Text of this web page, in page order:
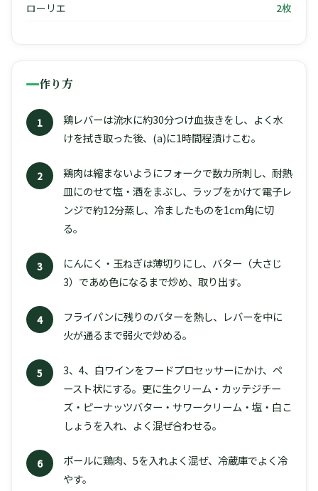
ローリエ
2枚
作り方
1
鶏レバーは流水に約30分つけ血抜きをし、よく水
けを拭き取った後、(a)に1時間程漬けこむ。
2
鶏肉は縮まないようにフォークで数カ所刺し、耐熱
皿にのせて塩・酒をまぶし、ラップをかけて電子レ
ンジで約12分蒸し、冷ましたものを1cm角に切
る。
3
にんにく・玉ねぎは薄切りにし、バター（大さじ
3）であめ色になるまで炒め、取り出す。
4
フライパンに残りのバターを熱し、レバーを中に
火が通るまで弱火で炒める。
5
3、4、白ワインをフードプロセッサーにかけ、ペ
ースト状にする。更に生クリーム・カッテジチー
ズ・ピーナッツバター・サワークリーム・塩・白こ
しょうを入れ、よく混ぜ合わせる。
6
ボールに鶏肉、5を入れよく混ぜ、冷蔵庫でよく冷
やす。